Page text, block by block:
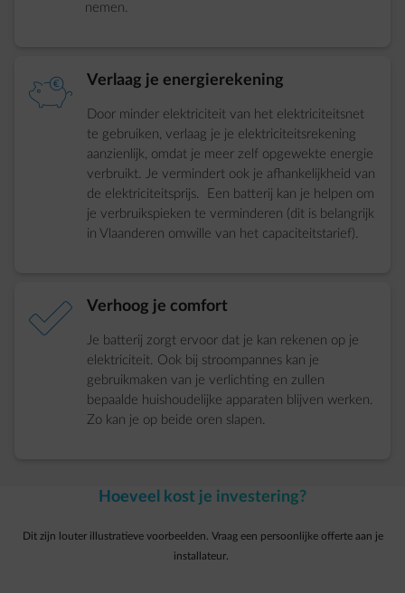
nemen.
element-piggybank Verlaag je energierekening
Door minder elektriciteit van het elektriciteitsnet
te gebruiken, verlaag je je elektriciteitsrekening
aanzienlijk, omdat je meer zelf opgewekte energie
verbruikt. Je vermindert ook je afhankelijkheid van
de elektriciteitsprijs. Een batterij kan je helpen om
je verbruikspieken te verminderen (dit is belangrijk
in Vlaanderen omwille van het capaciteitstarief).
element-check Verhoog je comfort
Je batterij zorgt ervoor dat je kan rekenen op je
elektriciteit. Ook bij stroompannes kan je
gebruikmaken van je verlichting en zullen
bepaalde huishoudelijke apparaten blijven werken.
Zo kan je op beide oren slapen.
Hoeveel kost je investering?
Dit zijn louter illustratieve voorbeelden. Vraag een persoonlijke offerte aan je
installateur.